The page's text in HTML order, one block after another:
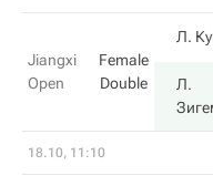
Jiangxi
Open
Female
Double
Л.
Л.
18.10, 11:10